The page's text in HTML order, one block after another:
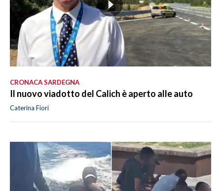
CRONACA SARDEGNA
Il nuovo viadotto del Calich è aperto alle auto
Caterina Fiori